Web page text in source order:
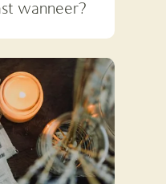
wanneer?